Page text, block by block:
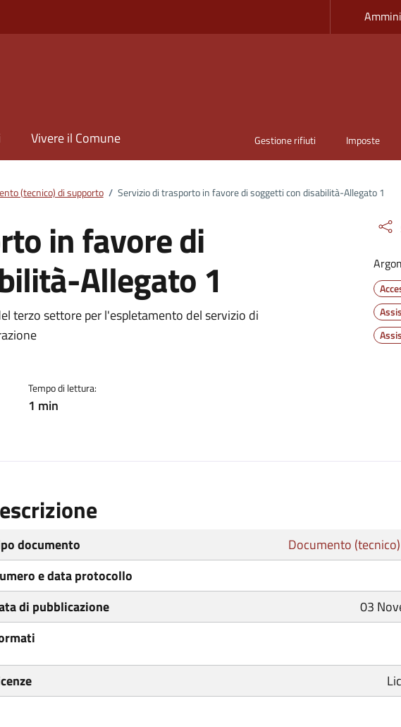
Vivere il Comune Gestione rifiuti Imposte
(tecnico) di supporto / Servizio di trasporto in favore di soggetti con disabilità-Allegato 1
in favore di
Allegato 1
terzo settore per l'espletamento del servizio di
Tempo di lettura:
1 min
documento
Documento
e data protocollo
di pubblicazione
03